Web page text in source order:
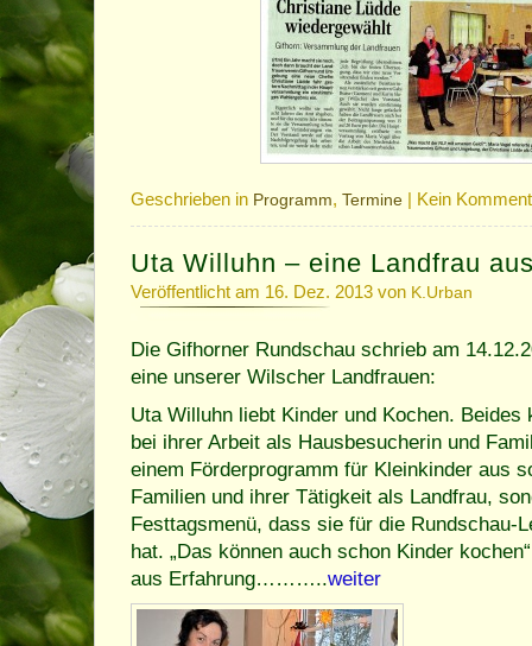
Geschrieben in Programm, Termine | Kein
Uta Willuhn – eine Landfrau
Veröffentlicht am 16. Dez. 2013 von K.Urban
Die Gifhorner Rundschau schrieb am
eine unserer Wilscher Landfrauen:
Uta Willuhn liebt Kinder und Kochen.
bei ihrer Arbeit als Hausbesucherin und
einem Förderprogramm für Kleinkinder aus
Familien und ihrer Tätigkeit als Landfrau,
Festtagsmenü, dass sie für die Rundschau-
hat. „Das können auch schon Kinder
aus Erfahrung………..weiter